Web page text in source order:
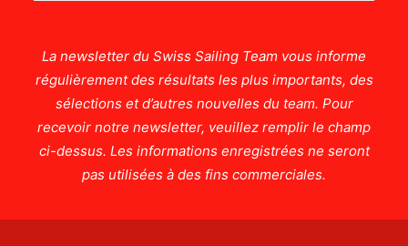
La newsletter du Swiss Sailing Team vous informe
régulièrement des résultats les plus importants, des
sélections et d’autres nouvelles du team. Pour
recevoir notre newsletter, veuillez remplir le champ
ci-dessus. Les informations enregistrées ne seront
pas utilisées à des fins commerciales.